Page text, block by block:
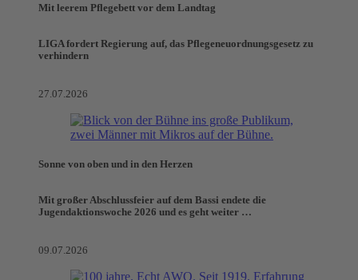
Mit leerem Pflegebett vor dem Landtag
LIGA fordert Regierung auf, das Pflegeneuordnungsgesetz zu
verhindern
27.07.2026
Sonne von oben und in den Herzen
Mit großer Abschlussfeier auf dem Bassi endete die
Jugendaktionswoche 2026 und es geht weiter …
09.07.2026